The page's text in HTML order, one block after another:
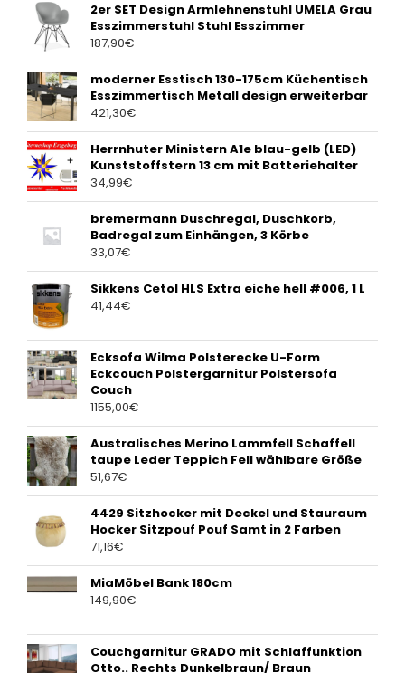
2er SET Design Armlehnenstuhl UMELA Grau
Esszimmerstuhl Stuhl Esszimmer
187,90€
moderner Esstisch 130-175cm Küchentisch
Esszimmertisch Metall design erweiterbar
421,30€
Herrnhuter Ministern A1e blau-gelb (LED)
Kunststoffstern 13 cm mit Batteriehalter
34,99€
bremermann Duschregal, Duschkorb,
Badregal zum Einhängen, 3 Körbe
33,07€
Sikkens Cetol HLS Extra eiche hell #006, 1 L
41,44€
Ecksofa Wilma Polsterecke U-Form
Eckcouch Polstergarnitur Polstersofa
Couch
1155,00€
Australisches Merino Lammfell Schaffell
taupe Leder Teppich Fell wählbare Größe
51,67€
4429 Sitzhocker mit Deckel und Stauraum
Hocker Sitzpouf Pouf Samt in 2 Farben
71,16€
MiaMöbel Bank 180cm
149,90€
Couchgarnitur GRADO mit Schlaffunktion
Otto.. Rechts Dunkelbraun/ Braun